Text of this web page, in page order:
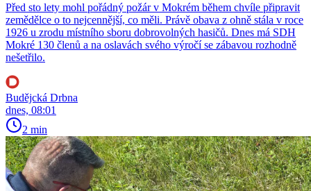
Před sto lety mohl pořádný požár v Mokrém během chvíle připravit
zemědělce o to nejcennější, co měli. Právě obava z ohně stála v roce
1926 u zrodu místního sboru dobrovolných hasičů. Dnes má SDH
Mokré 130 členů a na oslavách svého výročí se zábavou rozhodně
nešetřilo.
Budějcká Drbna
dnes, 08:01
2 min